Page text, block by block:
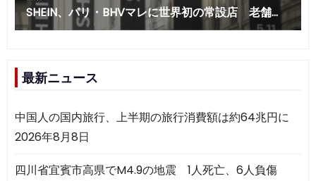
最新ニュース
中国人の国内旅行、上半期の旅行消費額は約64兆円に
2026年8月8日
四川省宜賓市高県でM4.9の地震 1人死亡、6人負傷